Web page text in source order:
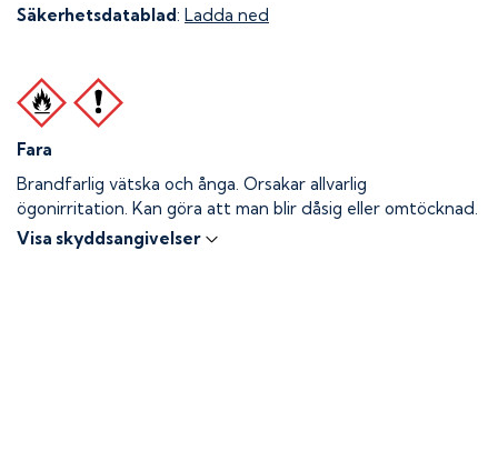
Säkerhetsdatablad: Ladda ned
Fara
Brandfarlig vätska och ånga. Orsakar allvarlig
ögonirritation. Kan göra att man blir dåsig eller omtöcknad.
Visa skyddsangivelser